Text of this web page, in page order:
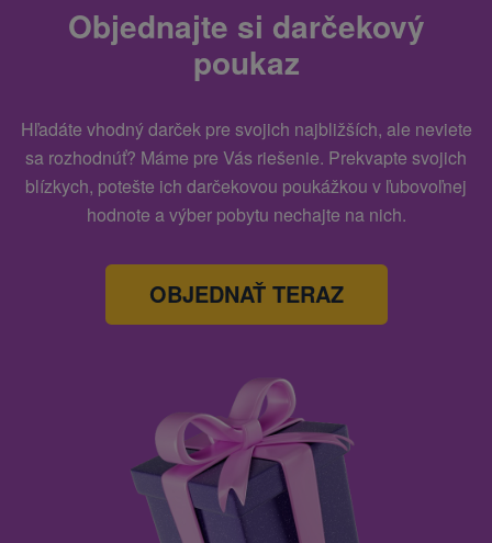
Objednajte si darčekový
poukaz
Hľadáte vhodný darček pre svojich najbližších, ale neviete
sa rozhodnúť? Máme pre Vás riešenie. Prekvapte svojich
blízkych, potešte ich darčekovou poukážkou v ľubovoľnej
hodnote a výber pobytu nechajte na nich.
OBJEDNAŤ TERAZ